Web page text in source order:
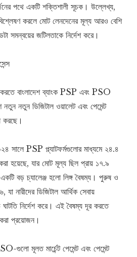
পথে একটি শক্তিশালী সূচক। উল্লেখ্য,
বিশ্লেষণ করলে মোট লেনদেনের মূল্য আরও বেশি
সমন্বয়ের জটিলতাকে নির্দেশ করে।
বাংলাদেশ ব্যাংক PSP এবং PSO
নতুন নতুন ডিজিটাল ওয়ালেট এবং পেমেন্ট
করছে।
সালে PSP প্ল্যাটফর্মগুলোর মাধ্যমে ২৪.৪
হয়েছে, যার মোট মূল্য ছিল প্রায় ১৭.৯
বড় চ্যালেঞ্জ হলো লিঙ্গ বৈষম্য। পুরুষ ও
যা নারীদের ডিজিটাল আর্থিক সেবায়
নির্দেশ করে। এই বৈষম্য দূর করতে
করা প্রয়োজন।
গুলো মূলত মার্চেন্ট পেমেন্ট এবং পেমেন্ট